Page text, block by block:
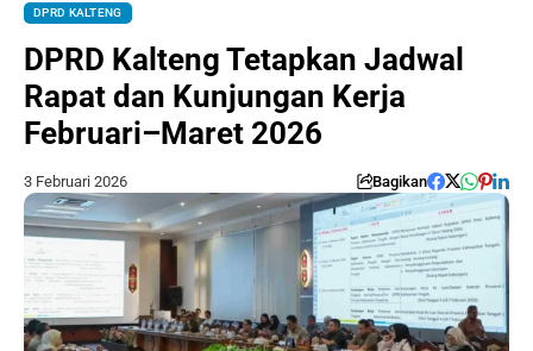
DPRD KALTENG
DPRD Kalteng Tetapkan Jadwal
Rapat dan Kunjungan Kerja
Februari–Maret 2026
3 Februari 2026 Bagikan